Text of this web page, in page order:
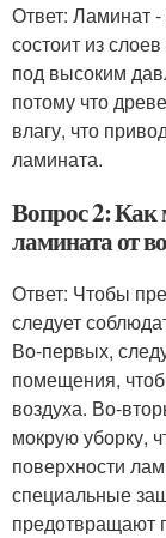
Ответ: Ламинат -
состоит из
под высоким
потому что
влагу, что
ламината.
Вопрос 2: Как
ламината от
Ответ: Чтобы
следует
Во-первых,
помещения,
воздуха. Во-
мокрую уборку,
поверхности
специальные
предотвращают